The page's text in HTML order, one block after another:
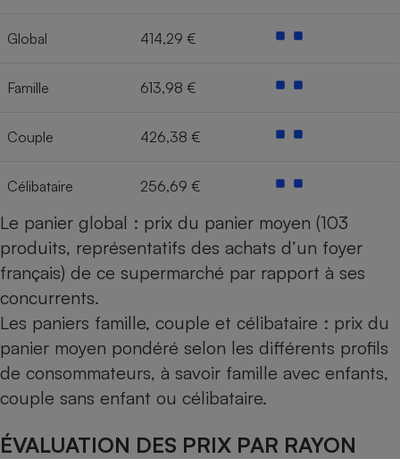
Global 414,29 €
Famille 613,98 €
Couple 426,38 €
Célibataire 256,69 €
Le panier global : prix du panier moyen (103
produits, représentatifs des achats d’un foyer
français) de ce supermarché par rapport à ses
concurrents.
Les paniers famille, couple et célibataire : prix du
panier moyen pondéré selon les différents profils
de consommateurs, à savoir famille avec enfants,
couple sans enfant ou célibataire.
ÉVALUATION DES PRIX PAR RAYON